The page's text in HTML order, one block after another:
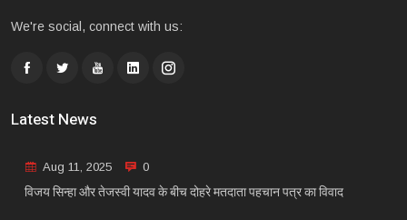
We're social, connect with us:
Latest News
Aug 11, 2025 0
विजय सिन्हा और तेजस्वी यादव के बीच दोहरे मतदाता पहचान पत्र का विवाद